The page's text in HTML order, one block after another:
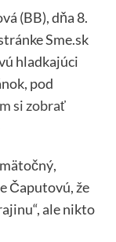
(BB), dňa 8.
Sme.sk
hladkajúci
pod
si zobrať
Čaputovú, že
ale nikto